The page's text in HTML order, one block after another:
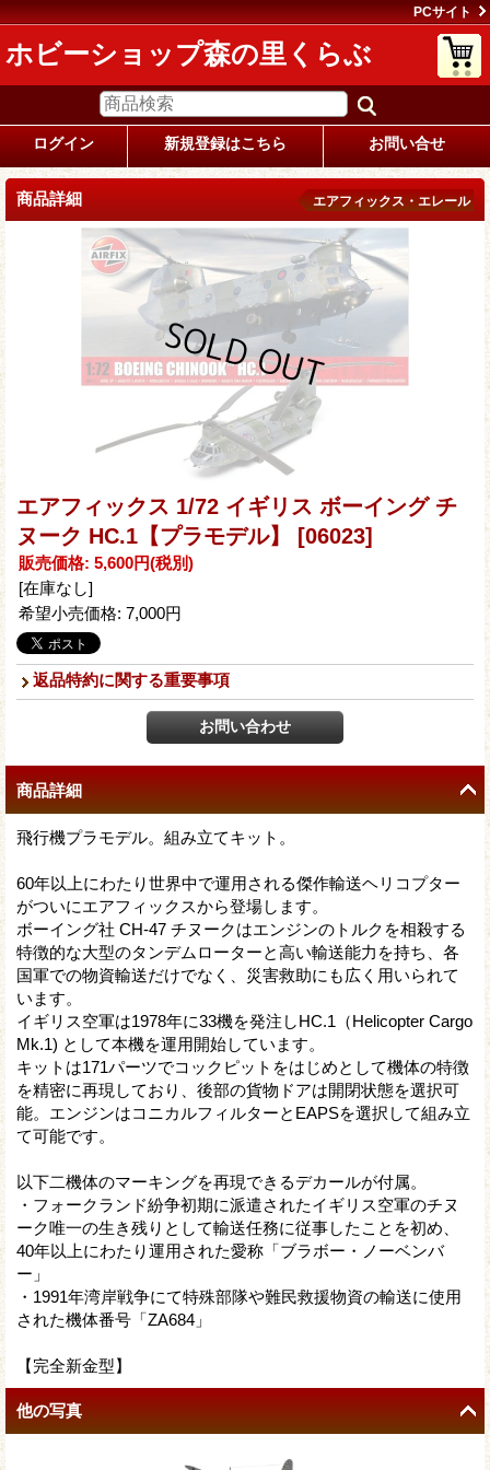
PCサイト
ホビーショップ森の里くらぶ
ログイン 新規登録はこちら お問い合せ
商品詳細 エアフィックス・エレール
エアフィックス 1/72 イギリス ボーイング チ
ヌーク HC.1【プラモデル】 [06023]
販売価格: 5,600円(税別)
[在庫なし]
希望小売価格: 7,000円
返品特約に関する重要事項
商品詳細
飛行機プラモデル。組み立てキット。
60年以上にわたり世界中で運用される傑作輸送ヘリコプター
がついにエアフィックスから登場します。
ボーイング社 CH-47 チヌークはエンジンのトルクを相殺する
特徴的な大型のタンデムローターと高い輸送能力を持ち、各
国軍での物資輸送だけでなく、災害救助にも広く用いられて
います。
イギリス空軍は1978年に33機を発注しHC.1（Helicopter Cargo
Mk.1) として本機を運用開始しています。
キットは171パーツでコックピットをはじめとして機体の特徴
を精密に再現しており、後部の貨物ドアは開閉状態を選択可
能。エンジンはコニカルフィルターとEAPSを選択して組み立
て可能です。
以下二機体のマーキングを再現できるデカールが付属。
・フォークランド紛争初期に派遣されたイギリス空軍のチヌ
ーク唯一の生き残りとして輸送任務に従事したことを初め、
40年以上にわたり運用された愛称「ブラボー・ノーベンバ
ー」
・1991年湾岸戦争にて特殊部隊や難民救援物資の輸送に使用
された機体番号「ZA684」
【完全新金型】
他の写真